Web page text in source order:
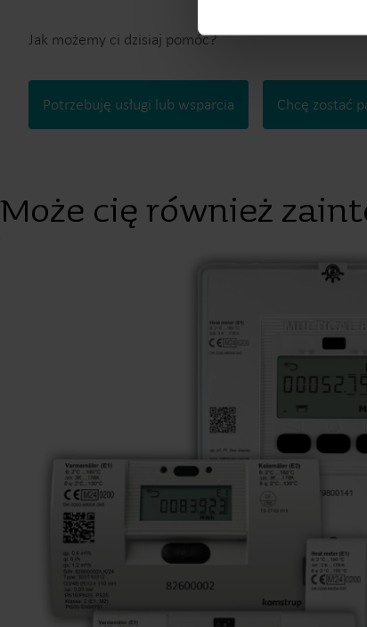
Jak możemy ci dzisiaj pomóc?
Potrzebuję usługi lub wsparcia Chcę zostać
Może cię również